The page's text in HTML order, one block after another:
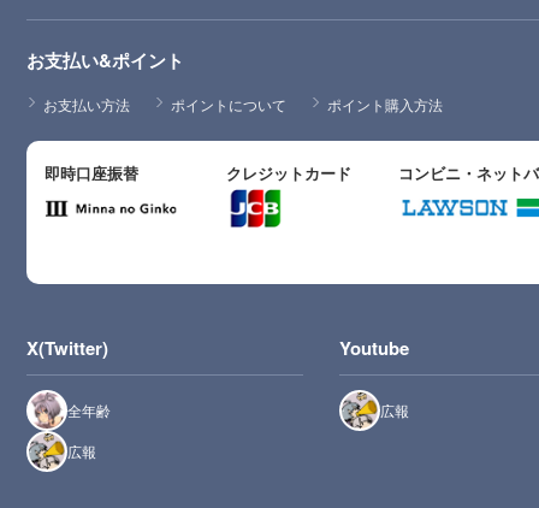
お支払い&ポイント
お支払い方法 ポイントについて ポイント購入方法
即時口座振替 クレジットカード コンビニ・ネット
X(Twitter)
全年齢
広報
Youtube
広報